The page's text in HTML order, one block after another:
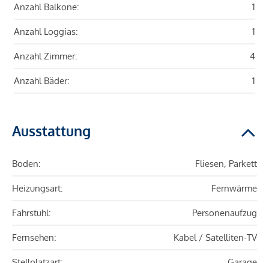
Anzahl Balkone: 1
Anzahl Loggias: 1
Anzahl Zimmer: 4
Anzahl Bäder: 1
Ausstattung
Boden: Fliesen, Parkett
Heizungsart: Fernwärme
Fahrstuhl: Personenaufzug
Fernsehen: Kabel / Satelliten-TV